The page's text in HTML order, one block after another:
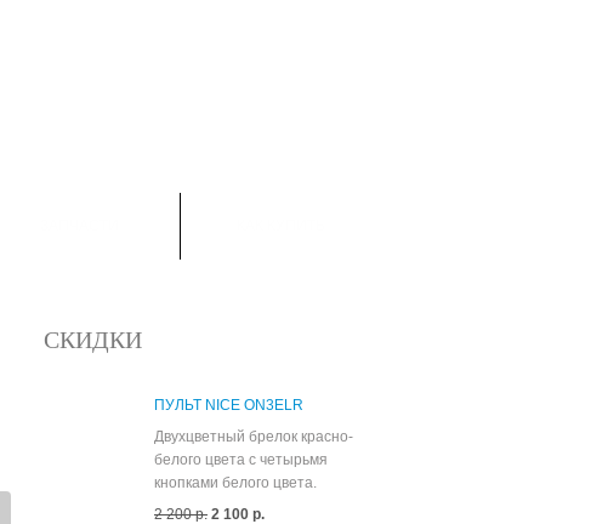
СКИДКИ
ПУЛЬТ NICE ON3ELR
Двухцветный брелок красно-
белого цвета с четырьмя
кнопками белого цвета.
2 200 р. 2 100 р.